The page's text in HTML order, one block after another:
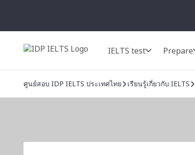
IELTS test Prepare
ศูนย์สอบ IDP IELTS ประเทศไทย เรียนรู้เกี่ยวกับ IELTS